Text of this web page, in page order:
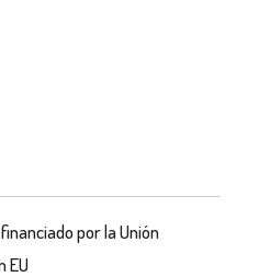
por la Unión
EU